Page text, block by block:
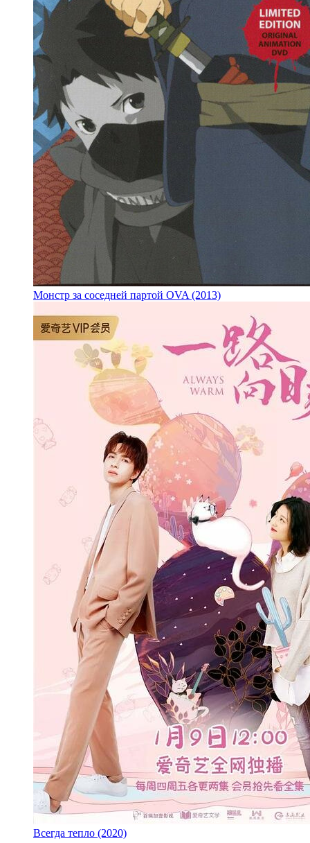
Монстр за соседней партой OVA (2013)
Всегда тепло (2020)